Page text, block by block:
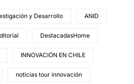
y Desarrollo ANID
DestacadasHome
INNOVACIÓN EN CHILE
noticias tour innovación